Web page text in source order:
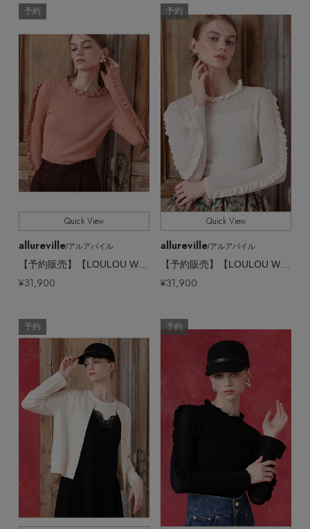
予約
Quick View
allureville/アルアバイル
【予約販売】【LOULOU WILLOUGHBY】レーシィーニットインナー
¥31,900
予約
Quick View
allureville/アルアバイル
【予約販売】【LOULOU WILLOUGHBY】レーシィーニットインナー
¥31,900
予約
予約